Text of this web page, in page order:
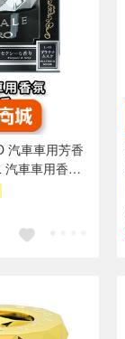
汽車車用芳香
車車用香氛/